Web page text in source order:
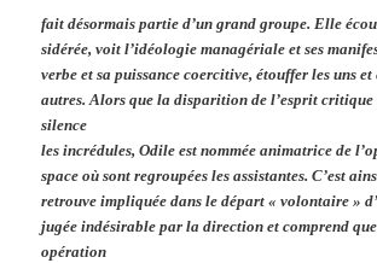
fait désormais partie d’un grand groupe. Elle
sidérée, voit l’idéologie managériale et ses
verbe et sa puissance coercitive, étouffer les uns
autres. Alors que la disparition de l’esprit
silence
les incrédules, Odile est nommée animatrice de
space où sont regroupées les assistantes. C’est
retrouve impliquée dans le départ « volontaire »
jugée indésirable par la direction et comprend
opération